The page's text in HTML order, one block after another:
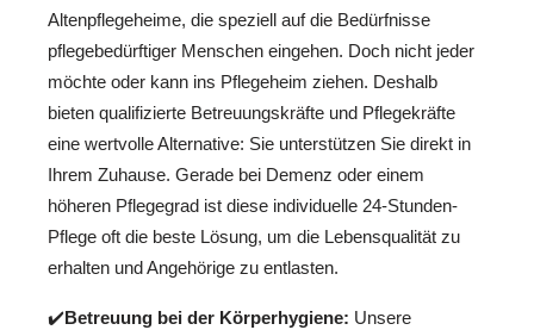
Altenpflegeheime, die speziell auf die Bedürfnisse
pflegebedürftiger Menschen eingehen. Doch nicht jeder
möchte oder kann ins Pflegeheim ziehen. Deshalb
bieten qualifizierte Betreuungskräfte und Pflegekräfte
eine wertvolle Alternative: Sie unterstützen Sie direkt in
Ihrem Zuhause. Gerade bei Demenz oder einem
höheren Pflegegrad ist diese individuelle 24-Stunden-
Pflege oft die beste Lösung, um die Lebensqualität zu
erhalten und Angehörige zu entlasten.
✔️Betreuung bei der Körperhygiene: Unsere